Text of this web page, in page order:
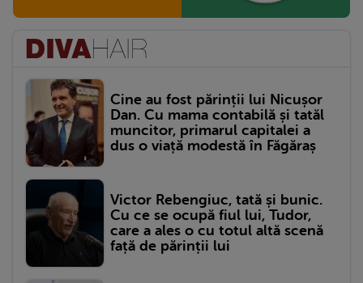
Cine au fost părinții lui Nicușor
Dan. Cu mama contabilă și tatăl
muncitor, primarul capitalei a
dus o viață modestă în Făgăraș
Victor Rebengiuc, tată și bunic.
Cu ce se ocupă fiul lui, Tudor,
care a ales o cu totul altă scenă
față de părinții lui